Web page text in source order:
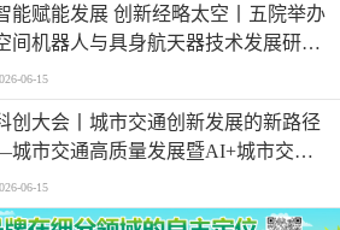
能赋能发展 创新经略太空丨五院举办
间机器人与具身航天器技术发展研讨
06-15
创大会丨城市交通创新发展的新路径
城市交通高质量发展暨AI+城市交通
新应用报告会在津顺利举办
06-15